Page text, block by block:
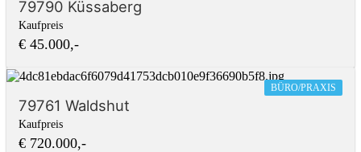
79790 Küssaberg
Kaufpreis
€ 45.000,-
BÜRO/PRAXIS
79761 Waldshut
Kaufpreis
€ 720.000,-